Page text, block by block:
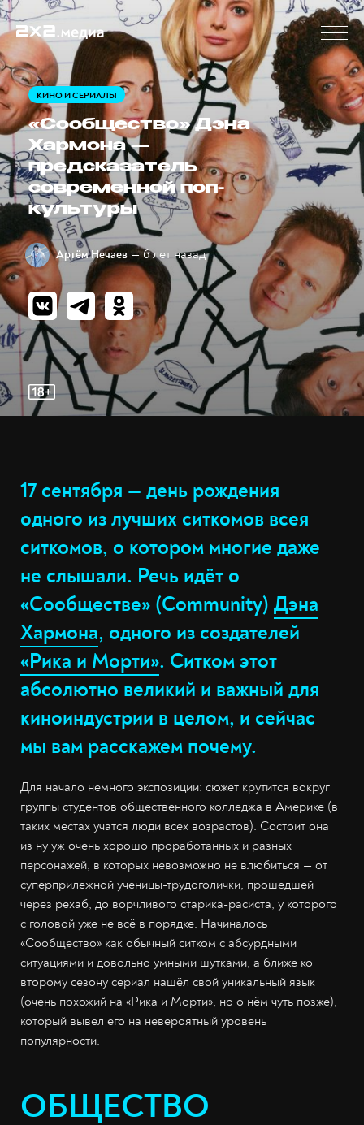
КИНО И СЕРИАЛЫ
«Сообщество» Дэна
Хармона —
предсказатель
современной поп-
культуры
Артём Нечаев — 6 лет назад
17 сентября — день рождения
одного из лучших ситкомов всея
ситкомов, о котором многие даже
не слышали. Речь идёт о
«Сообществе» (Community) Дэна
Хармона, одного из создателей
«Рика и Морти». Ситком этот
абсолютно великий и важный для
киноиндустрии в целом, и сейчас
мы вам расскажем почему.
Для начало немного экспозиции: сюжет крутится вокруг
группы студентов общественного колледжа в Америке (в
таких местах учатся люди всех возрастов). Состоит она
из ну уж очень хорошо проработанных и разных
персонажей, в которых невозможно не влюбиться — от
суперприлежной ученицы-трудоголички, прошедшей
через рехаб, до ворчливого старика-расиста, у которого
с головой уже не всё в порядке. Начиналось
«Сообщество» как обычный ситком с абсурдными
ситуациями и довольно умными шутками, а ближе ко
второму сезону сериал нашёл свой уникальный язык
(очень похожий на «Рика и Морти», но о нём чуть позже),
который вывел его на невероятный уровень
популярности.
ОБЩЕСТВО